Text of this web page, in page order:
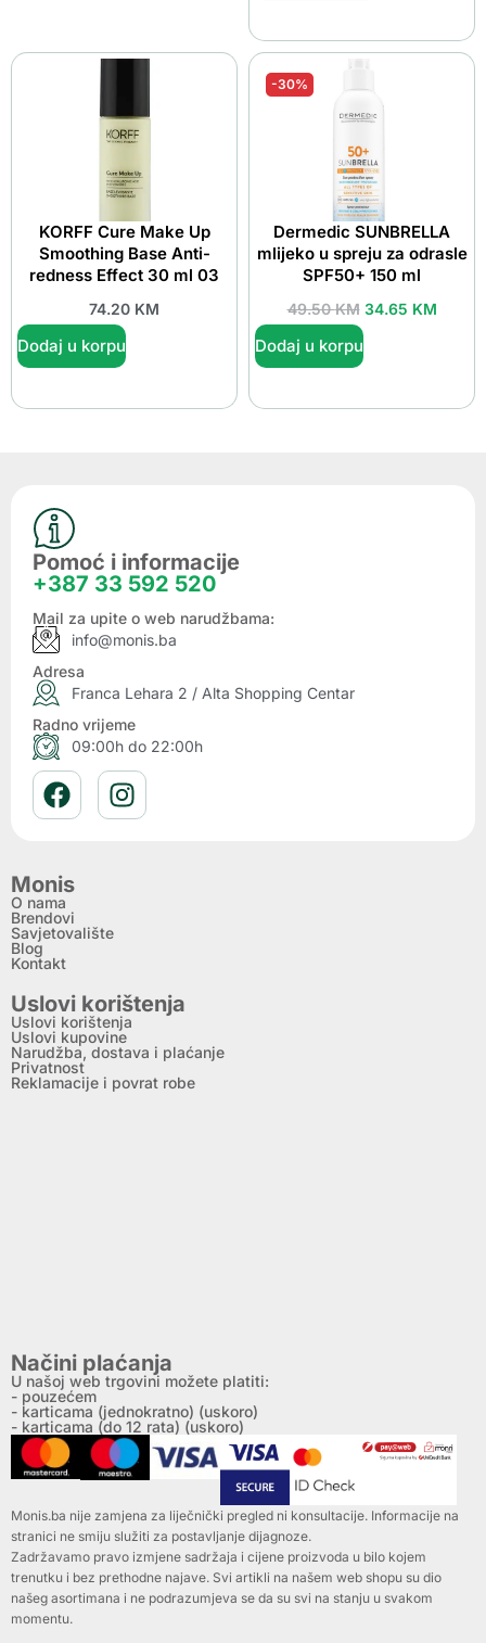
KORFF Cure Make Up
Smoothing Base Anti-
redness Effect 30 ml 03
74.20 KM
Dodaj u korpu
-30%
Dermedic SUNBRELLA
mlijeko u spreju za odrasle
SPF50+ 150 ml
49.50KM 34.65 KM
Dodaj u korpu
Pomoć i informacije
+387 33 592 520
Mail za upite o web narudžbama:
info@monis.ba
Adresa
Franca Lehara 2 / Alta Shopping Centar
Radno vrijeme
09:00h do 22:00h
Monis
O nama
Brendovi
Savjetovalište
Blog
Kontakt
Uslovi korištenja
Uslovi korištenja
Uslovi kupovine
Narudžba, dostava i plaćanje
Privatnost
Reklamacije i povrat robe
Načini plaćanja
U našoj web trgovini možete platiti:
- pouzećem
- karticama (jednokratno) (uskoro)
- karticama (do 12 rata) (uskoro)
Monis.ba nije zamjena za liječnički pregled ni konsultacije. Informacije na
stranici ne smiju služiti za postavljanje dijagnoze.
Zadržavamo pravo izmjene sadržaja i cijene proizvoda u bilo kojem
trenutku i bez prethodne najave. Svi artikli na našem web shopu su dio
našeg asortimana i ne podrazumjeva se da su svi na stanju u svakom
momentu.